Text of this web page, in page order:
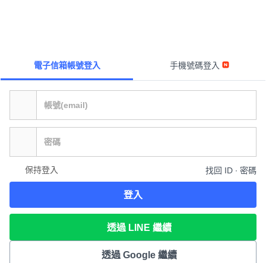
電子信箱帳號登入 手機號碼登入
保持登入 找回 ID ∙ 密碼
登入
透過 LINE 繼續
透過 Google 繼續